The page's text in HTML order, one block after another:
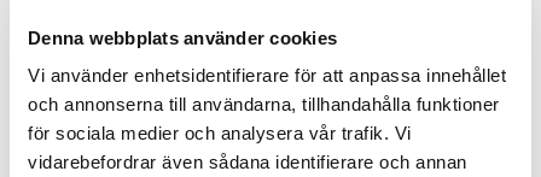
Denna webbplats använder cookies
Vi använder enhetsidentifierare för att anpassa innehållet
och annonserna till användarna, tillhandahålla funktioner
för sociala medier och analysera vår trafik. Vi
vidarebefordrar även sådana identifierare och annan